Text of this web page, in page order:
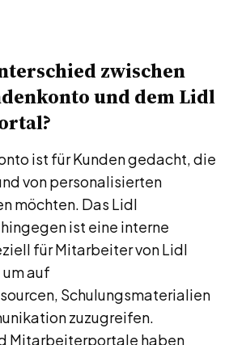
zwischen
und dem Lidl
ist für Kunden gedacht, die
von personalisierten
möchten. Das Lidl
ist eine interne
für Mitarbeiter von Lidl
auf
Schulungsmaterialien
zuzugreifen.
Mitarbeiterportale haben